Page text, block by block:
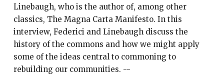
Linebaugh, who is the author of, among other
classics, The Magna Carta Manifesto. In this
interview, Federici and Linebaugh discuss the
history of the commons and how we might apply
some of the ideas central to commoning to
rebuilding our communities. --